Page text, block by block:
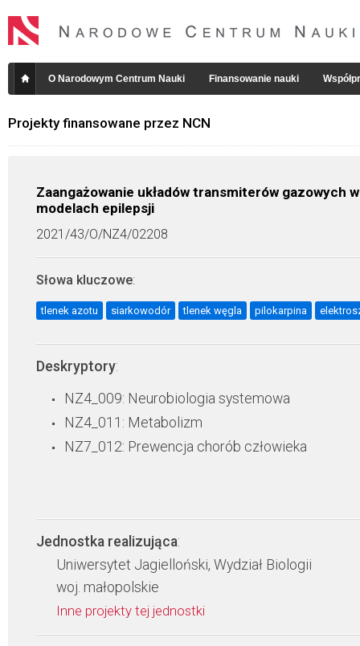
O Narodowym Centrum Nauki Finansowanie nauki
Projekty finansowane przez NCN
Zaangażowanie układów transmiterów gazowych
modelach epilepsji
2021/43/O/NZ4/02208
Słowa kluczowe:
tlenek azotu siarkowodór tlenek węgla pilokarpina
Deskryptory:
NZ4_009: Neurobiologia systemowa
NZ4_011: Metabolizm
NZ7_012: Prewencja chorób człowieka
Jednostka realizująca:
Uniwersytet Jagielloński, Wydział Biologii
woj. małopolskie
Inne projekty tej jednostki